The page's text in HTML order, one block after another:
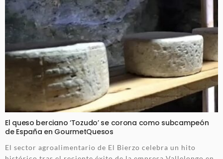
El queso berciano ‘Tozudo’ se corona como subcampeón
de España en GourmetQuesos
El sector agroalimentario de El Bierzo celebra un hito